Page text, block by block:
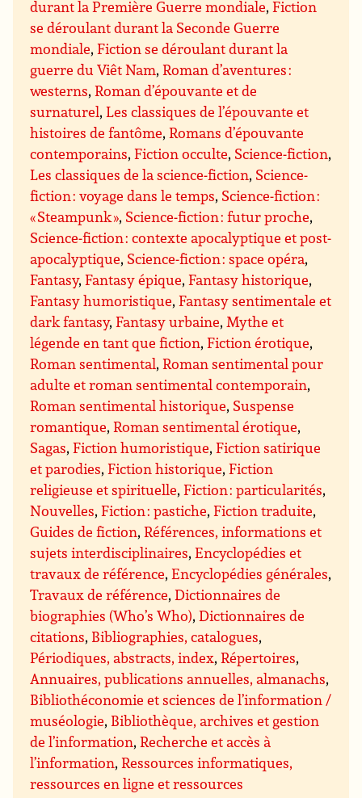
durant la Première Guerre mondiale,Fiction
se déroulant durant la Seconde Guerre
mondiale,Fiction se déroulant durant la
guerre du Viêt Nam,Roman d’aventures :
westerns,Roman d’épouvante et de
surnaturel,Les classiques de l’épouvante et
histoires de fantôme,Romans d’épouvante
contemporains,Fiction occulte, Science-fiction,
Les classiques de la science-fiction, Science-
fiction : voyage dans le temps, Science-fiction :
« Steampunk », Science-fiction : futur proche,
Science-fiction : contexte apocalyptique et post-
apocalyptique, Science-fiction : space opéra,
Fantasy,Fantasy épique,Fantasy historique,
Fantasy humoristique,Fantasy sentimentale et
dark fantasy,Fantasy urbaine,Mythe et
légende en tant que fiction,Fiction érotique,
Roman sentimental,Roman sentimental pour
adulte et roman sentimental contemporain,
Roman sentimental historique, Suspense
romantique,Roman sentimental érotique,
Sagas,Fiction humoristique,Fiction satirique
et parodies,Fiction historique,Fiction
religieuse et spirituelle,Fiction : particularités,
Nouvelles,Fiction : pastiche,Fiction traduite,
Guides de fiction,Références, informations et
sujets interdisciplinaires,Encyclopédies et
travaux de référence,Encyclopédies générales,
Travaux de référence,Dictionnaires de
biographies (Who’s Who),Dictionnaires de
citations, Bibliographies, catalogues,
Périodiques, abstracts, index,Répertoires,
Annuaires, publications annuelles, almanachs,
Bibliothéconomie et sciences de l’information /
muséologie, Bibliothèque, archives et gestion
de l’information,Recherche et accès à
l’information,Ressources informatiques,
ressources en ligne et ressources